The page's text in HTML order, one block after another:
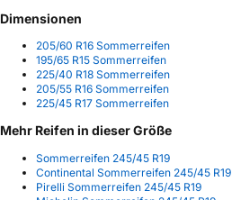
Dimensionen
205/60 R16 Sommerreifen
195/65 R15 Sommerreifen
225/40 R18 Sommerreifen
205/55 R16 Sommerreifen
225/45 R17 Sommerreifen
Mehr Reifen in dieser Größe
Sommerreifen 245/45 R19
Continental Sommerreifen 245/45 R19
Pirelli Sommerreifen 245/45 R19